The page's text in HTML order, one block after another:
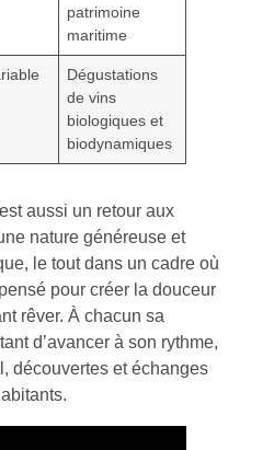
patrimoine
maritime
Dégustations
de vins
biologiques et
biodynamiques
aussi un retour aux
nature généreuse et
le tout dans un cadre où
pour créer la douceur
rêver. À chacun sa
d’avancer à son rythme,
découvertes et échanges